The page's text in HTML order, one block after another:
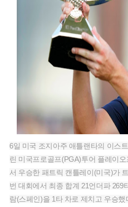
6일 미국 조지아주 애틀랜타의 이스
린 미국프로골프(PGA)투어 플레이
서 우승한 패트릭 캔틀레이(미국)가
번 대회에서 최종 합계 21언더파 269
람(스페인)을 1타 차로 제치고 우승